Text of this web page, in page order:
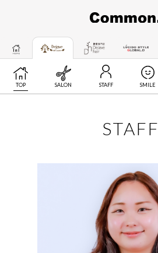
TOP SALON STAFF SMILE
STAFF